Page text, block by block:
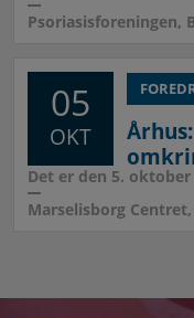
Psoriasisforeningen,
05
OKT
Det er den 5. oktober
Marselisborg